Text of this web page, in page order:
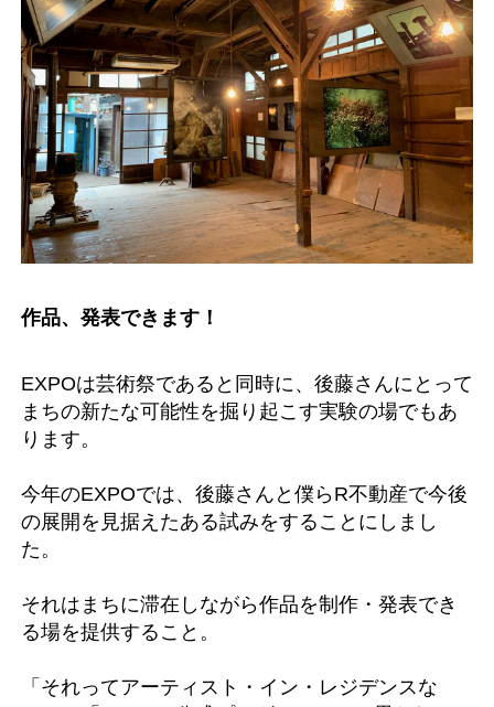
作品、発表できます！
EXPOは芸術祭であると同時に、後藤さんにとって
まちの新たな可能性を掘り起こす実験の場でもあ
ります。
今年のEXPOでは、後藤さんと僕らR不動産で今後
の展開を見据えたある試みをすることにしまし
た。
それはまちに滞在しながら作品を制作・発表でき
る場を提供すること。
「それってアーティスト・イン・レジデンスな